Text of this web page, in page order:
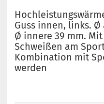
Guss innen, links. Ø
Ø innere 39 mm.
Schweißen am
Kombination mit
werden